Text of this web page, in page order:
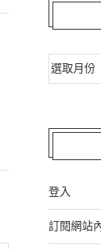
登入
訂閱網站